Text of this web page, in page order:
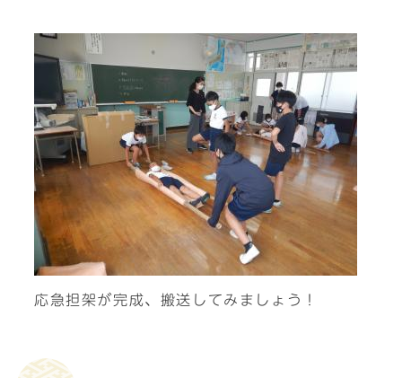
応急担架が完成、搬送してみましょう！